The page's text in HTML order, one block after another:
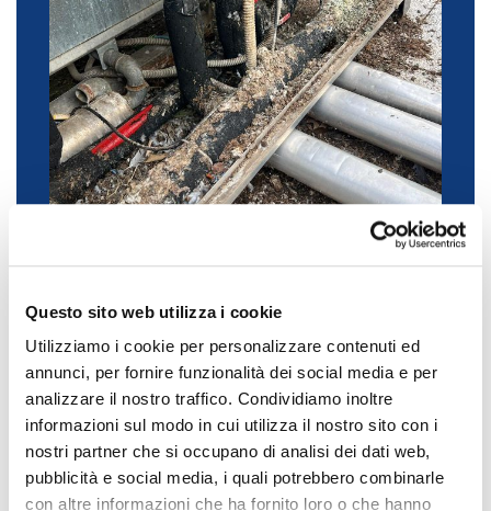
Questo sito web utilizza i cookie
Utilizziamo i cookie per personalizzare contenuti ed
annunci, per fornire funzionalità dei social media e per
analizzare il nostro traffico. Condividiamo inoltre
informazioni sul modo in cui utilizza il nostro sito con i
nostri partner che si occupano di analisi dei dati web,
pubblicità e social media, i quali potrebbero combinarle
con altre informazioni che ha fornito loro o che hanno
Quando tornerai dalle vacanze… chi avrà abitato
la tua casa o la tua azienda ? Foto
testimonianza e allontanamento volatili
necessario